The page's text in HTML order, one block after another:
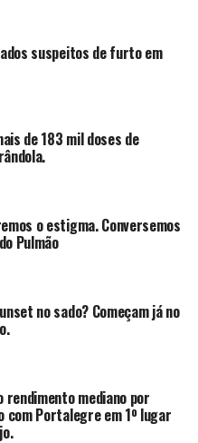
suspeitos de furto em
de 183 mil doses de
o estigma. Conversemos
Pulmão
no sado? Começam já no
rendimento mediano por
com Portalegre em 1º lugar